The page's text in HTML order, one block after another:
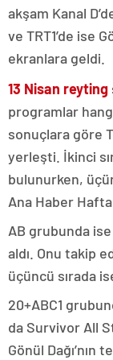
akşam Kanal
ve TRT1’de ise
ekranlara geldi.
13 Nisan reyting
programlar
sonuçlara göre
yerleşti. İkinci
bulunurken,
Ana Haber Hafta
AB grubunda
aldı. Onu takip
üçüncü sırada
20+ABC1
da Survivor All
Gönül Dağı’nın